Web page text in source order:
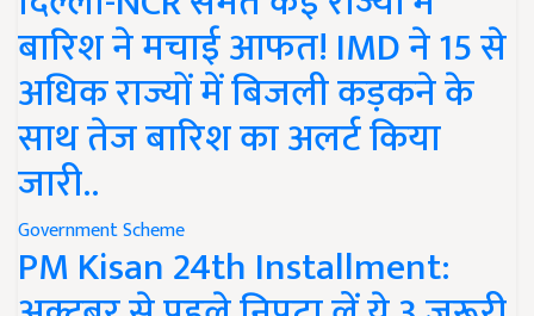
बारिश ने मचाई आफत! IMD ने 15 से
अधिक राज्यों में बिजली कड़कने के
साथ तेज बारिश का अलर्ट किया
जारी..
Government Scheme
PM Kisan 24th Installment: